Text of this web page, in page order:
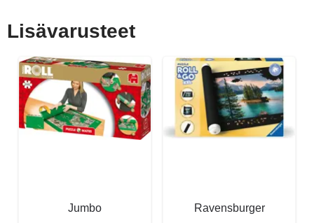
Lisävarusteet
Jumbo
Ravensburger